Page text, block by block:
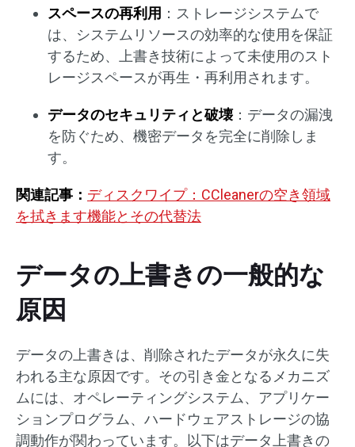
スペースの再利用 ：ストレージシステムで
は、システムリソースの効率的な使用を保証
するため、上書き技術によって未使用のスト
レージスペースが再生・再利用されます。
データのセキュリティと破壊：データの漏洩
を防ぐため、機密データを完全に削除しま
す。
関連記事： ディスクワイプ：CCleanerの空き領域
を拭きます機能とその代替法
データの上書きの一般的な
原因
データの上書きは、削除されたデータが永久に失
われる主な原因です。その引き金となるメカニズ
ムには、オペレーティングシステム、アプリケー
ションプログラム、ハードウェアストレージの協
調動作が関わっています。以下はデータ上書きの